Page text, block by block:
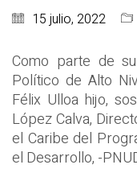
15 julio, 2022
Como parte de
Político de Alto
Félix Ulloa hijo,
López Calva,
el Caribe del
el Desarrollo, -